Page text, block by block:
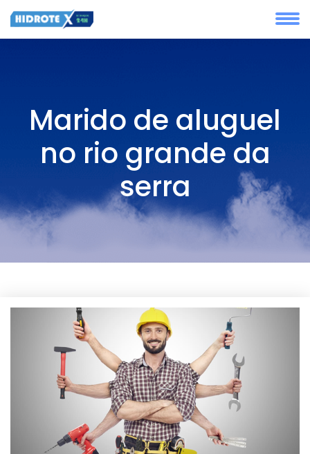
Marido de aluguel
no rio grande da
serra